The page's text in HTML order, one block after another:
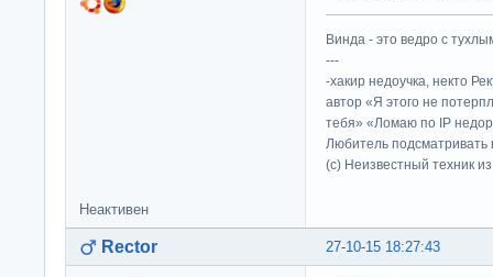
Винда - это ведро с
---
-хакир недоучка, некто
автор «Я этого не
тебя» «Ломаю по IP
Любитель подсматривать
(c) Неизвестный техник
Неактивен
27-10-15 18:27:43
Rector